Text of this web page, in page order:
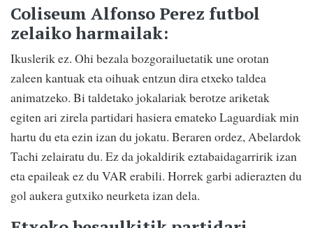
Coliseum Alfonso Perez futbol
zelaiko harmailak:
Ikuslerik ez. Ohi bezala bozgorailuetatik une orotan
zaleen kantuak eta oihuak entzun dira etxeko taldea
animatzeko. Bi taldetako jokalariak berotze ariketak
egiten ari zirela partidari hasiera emateko Laguardiak min
hartu du eta ezin izan du jokatu. Beraren ordez, Abelardok
Tachi zelairatu du. Ez da jokaldirik eztabaidagarririk izan
eta epaileak ez du VAR erabili. Horrek garbi adierazten du
gol aukera gutxiko neurketa izan dela.